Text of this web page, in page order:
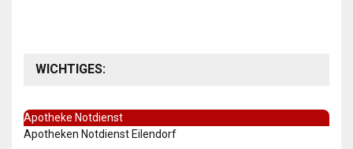
WICHTIGES:
Apotheke Notdienst
Apotheken Notdienst Eilendorf